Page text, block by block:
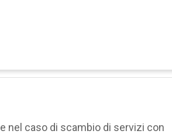
nel caso di scambio di servizi con